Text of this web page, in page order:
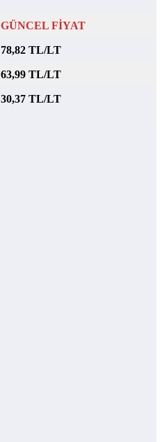
GÜNCEL FİYAT
78,82 TL/LT
63,99 TL/LT
30,37 TL/LT